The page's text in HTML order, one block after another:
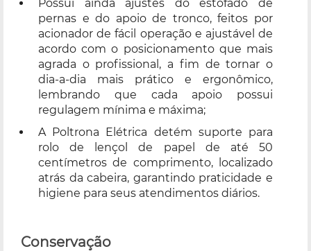
Possui ainda ajustes do estofado de
pernas e do apoio de tronco, feitos por
acionador de fácil operação e ajustável de
acordo com o posicionamento que mais
agrada o profissional, a fim de tornar o
dia-a-dia mais prático e ergonômico,
lembrando que cada apoio possui
regulagem mínima e máxima;
A Poltrona Elétrica detém suporte para
rolo de lençol de papel de até 50
centímetros de comprimento, localizado
atrás da cabeira, garantindo praticidade e
higiene para seus atendimentos diários.
Conservação